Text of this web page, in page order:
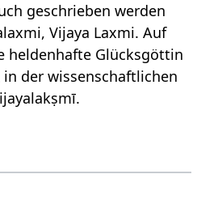
geschrieben werden
Vijaya Laxmi. Auf
heldenhafte Glücksgöttin
in der wissenschaftlichen